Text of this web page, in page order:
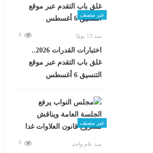
غير مصنف
منذ 13 يومًا 0
اختبارات القدرات 2026..
غلق باب التقدم عبر موقع
التنسيق 6 أغسطس
غير مصنف
منذ عام واحد 0